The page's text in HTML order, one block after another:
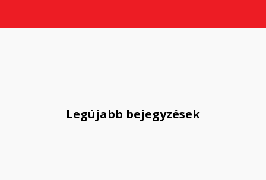
Legújabb bejegyzések